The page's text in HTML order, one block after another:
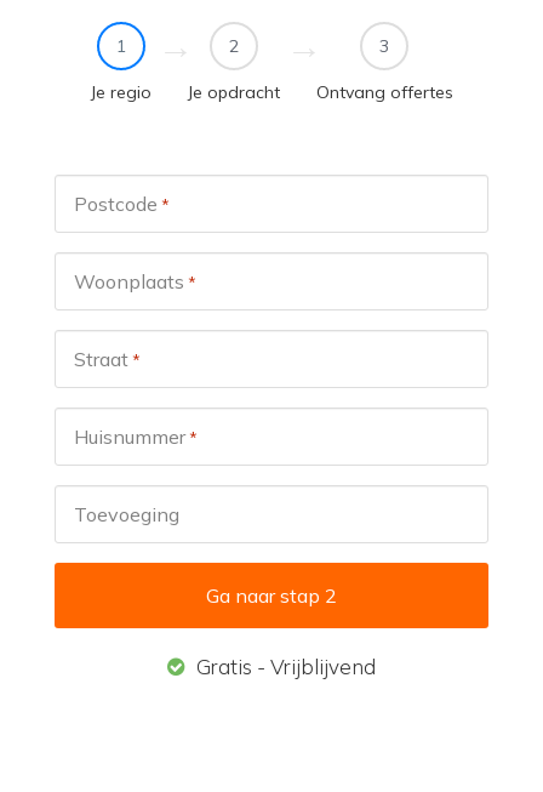
1
Je regio
2
Je opdracht
3
Ontvang offertes
Postcode *
Woonplaats *
Straat *
Huisnummer *
Toevoeging
Gratis - Vrijblijvend